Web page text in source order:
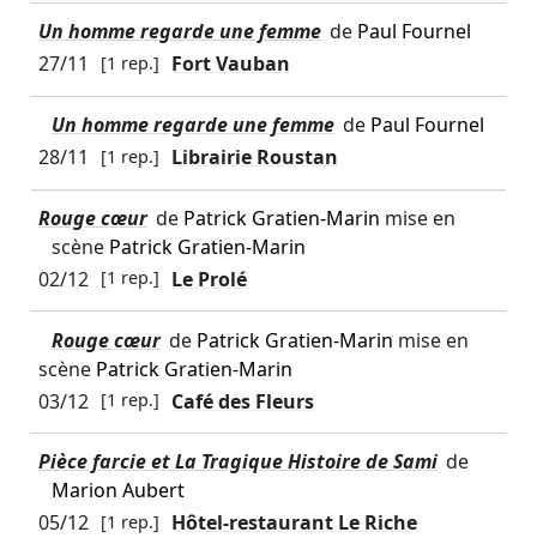
Un homme regarde une femme de Paul Fournel
27/11
[1 rep.] Fort Vauban
Un homme regarde une femme de Paul Fournel
28/11
[1 rep.] Librairie Roustan
Rouge cœur de Patrick Gratien-Marin mise en
scène Patrick Gratien-Marin
02/12 [1 rep.] Le Prolé
Rouge cœur de Patrick Gratien-Marin mise en
scène Patrick Gratien-Marin
03/12 [1 rep.] Café des Fleurs
Pièce farcie et La Tragique Histoire de Sami de
Marion Aubert
05/12 [1 rep.] Hôtel-restaurant Le Riche